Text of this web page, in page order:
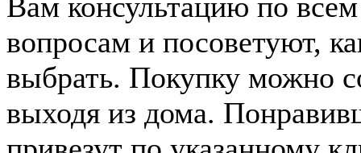
вопросам и посоветуют,
выбрать. Покупку можно
выходя из дома.